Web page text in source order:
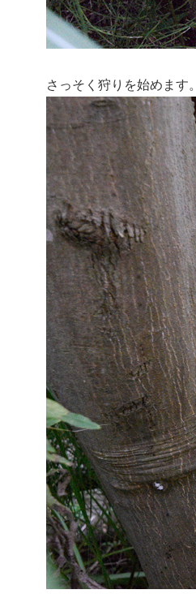
さっそく狩りを始めます。